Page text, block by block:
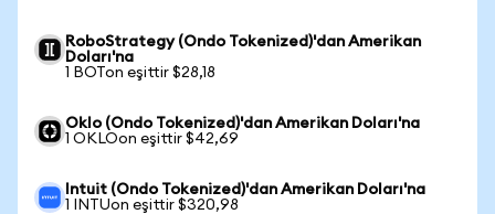
RoboStrategy (Ondo Tokenized)'dan Amerikan
Doları'na
1 BOTon eşittir $28,18
Oklo (Ondo Tokenized)'dan Amerikan Doları'na
1 OKLOon eşittir $42,69
Intuit (Ondo Tokenized)'dan Amerikan Doları'na
1 INTUon eşittir $320,98